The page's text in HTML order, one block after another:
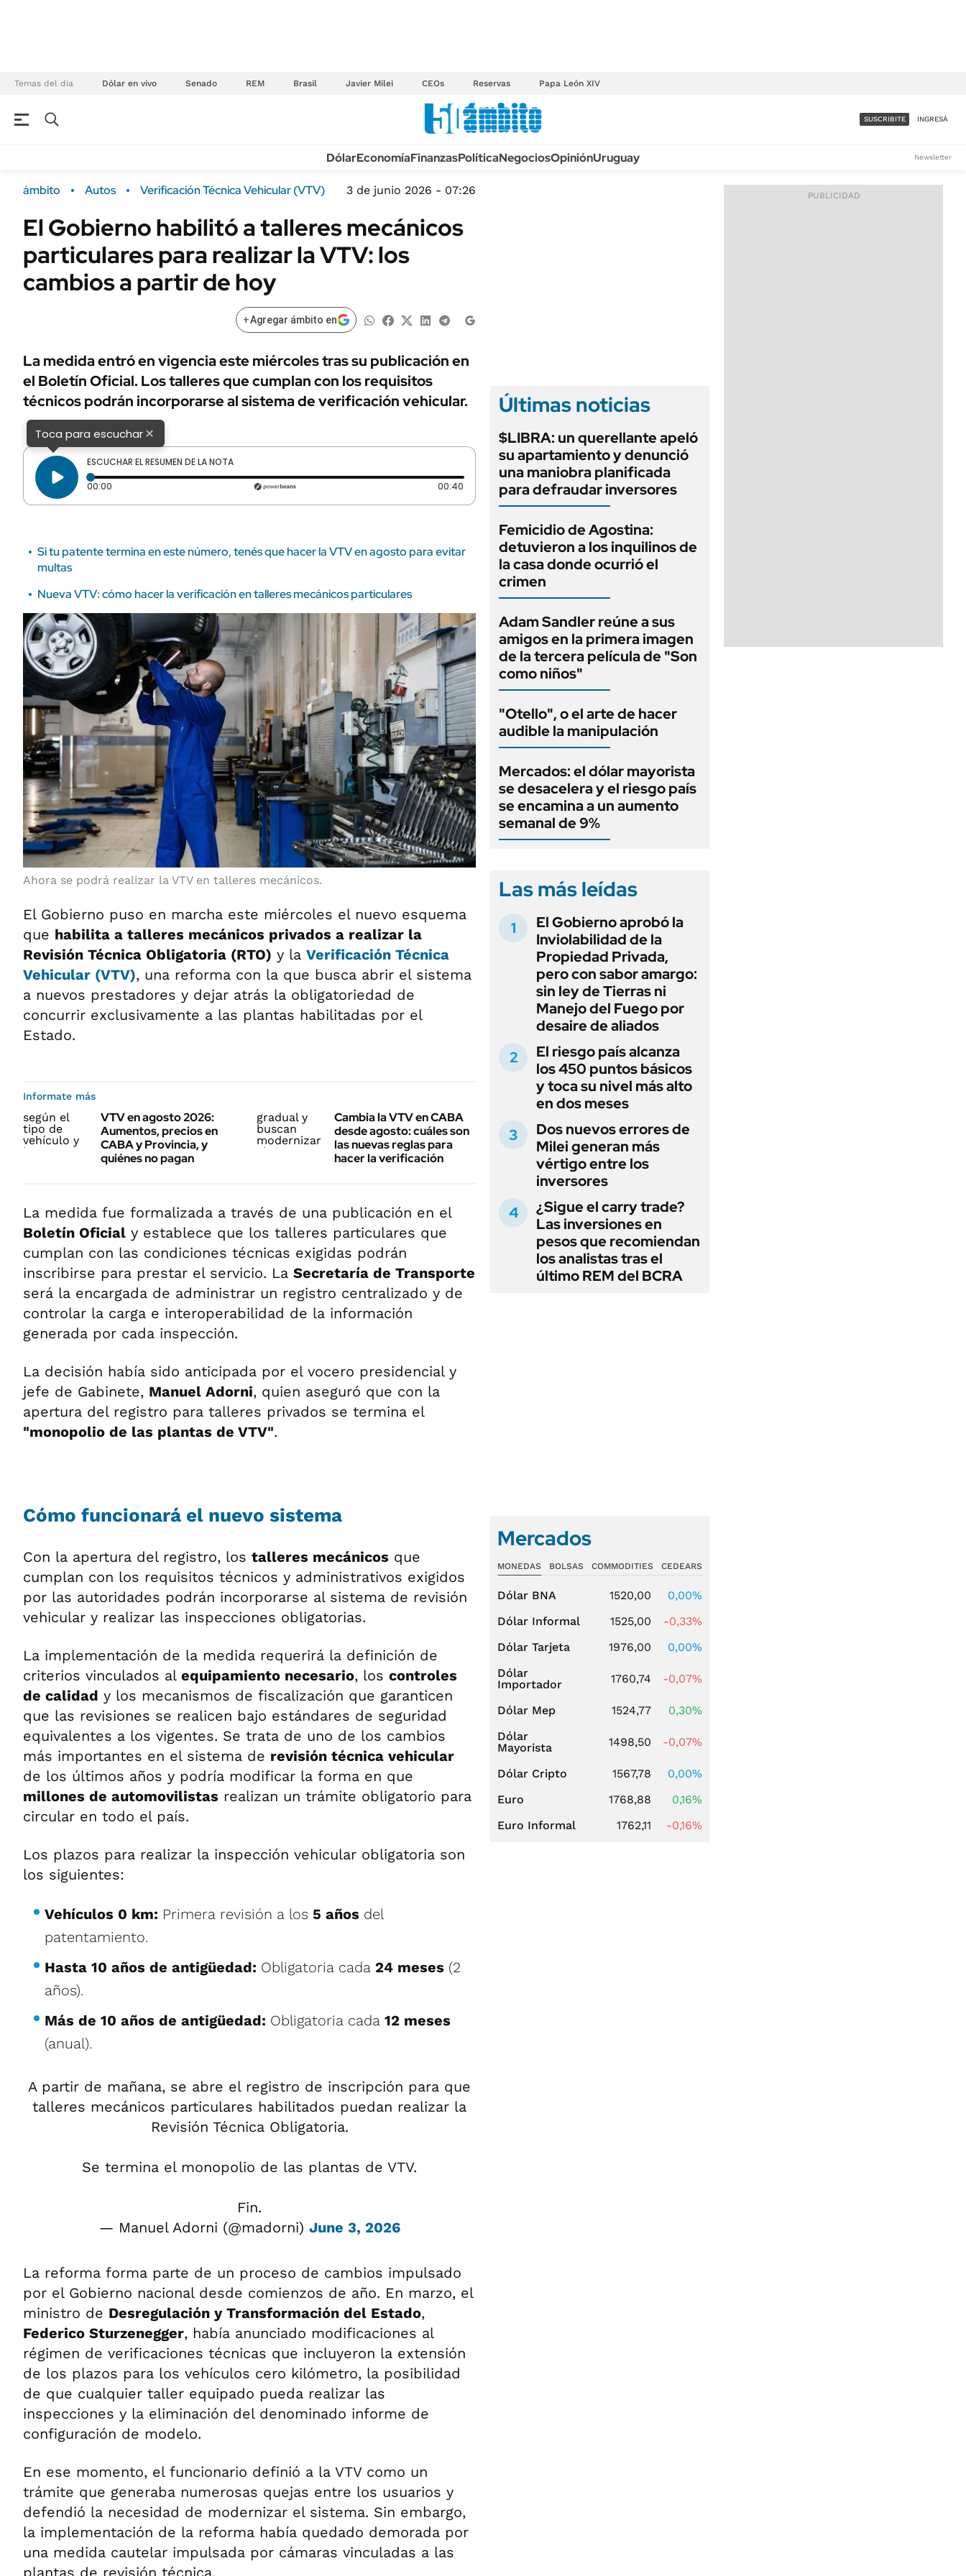
Temas del día Dólar en vivo Senado REM Brasil Javier Milei CEOs Reservas Papa León XIV
Campo
FINANZAS
Dólar
Sustentabilidad
POLÍTICA
URUGUAY
TECNOLOGÍA
MÉXICO
MUNDO
INFORMACIÓN GENERAL
AUTOS
ACCESO FULL - $1.800/MES
SUSCRIBITE INGRESÁ
DólarEconomíaFinanzasPolíticaNegociosOpiniónUruguay Newsletter
ámbito Autos Verificación Técnica Vehicular (VTV) 3 de junio 2026 - 07:26
El Gobierno habilitó a talleres mecánicos
particulares para realizar la VTV: los
cambios a partir de hoy
+Agregar ámbito en
La medida entró en vigencia este miércoles tras su publicación en
el Boletín Oficial. Los talleres que cumplan con los requisitos
técnicos podrán incorporarse al sistema de verificación vehicular.
Toca para escuchar×
ESCUCHAR EL RESUMEN DE LA NOTA
00:00 Tiempo transcurrido: 0 segundos 00:40 Duración: 40 segundos
Si tu patente termina en este número, tenés que hacer la VTV en agosto para evitar
multas
Nueva VTV: cómo hacer la verificación en talleres mecánicos particulares
Ahora se podrá realizar la VTV en talleres mecánicos.
El Gobierno puso en marcha este miércoles el nuevo esquema
que habilita a talleres mecánicos privados a realizar la
Revisión Técnica Obligatoria (RTO) y la Verificación Técnica
Vehicular (VTV), una reforma con la que busca abrir el sistema
a nuevos prestadores y dejar atrás la obligatoriedad de
concurrir exclusivamente a las plantas habilitadas por el
Estado.
Informate más
VTV en agosto 2026:
Aumentos, precios en
CABA y Provincia, y
quiénes no pagan
Cambia la VTV en CABA
desde agosto: cuáles son
las nuevas reglas para
hacer la verificación
La medida fue formalizada a través de una publicación en el
Boletín Oficial y establece que los talleres particulares que
cumplan con las condiciones técnicas exigidas podrán
inscribirse para prestar el servicio. La Secretaría de Transporte
será la encargada de administrar un registro centralizado y de
controlar la carga e interoperabilidad de la información
generada por cada inspección.
La decisión había sido anticipada por el vocero presidencial y
jefe de Gabinete, Manuel Adorni, quien aseguró que con la
apertura del registro para talleres privados se termina el
"monopolio de las plantas de VTV".
Cómo funcionará el nuevo sistema
Con la apertura del registro, los talleres mecánicos que
cumplan con los requisitos técnicos y administrativos exigidos
por las autoridades podrán incorporarse al sistema de revisión
vehicular y realizar las inspecciones obligatorias.
La implementación de la medida requerirá la definición de
criterios vinculados al equipamiento necesario, los controles
de calidad y los mecanismos de fiscalización que garanticen
que las revisiones se realicen bajo estándares de seguridad
equivalentes a los vigentes. Se trata de uno de los cambios
más importantes en el sistema de revisión técnica vehicular
de los últimos años y podría modificar la forma en que
millones de automovilistas realizan un trámite obligatorio para
circular en todo el país.
Los plazos para realizar la inspección vehicular obligatoria son
los siguientes:
Vehículos 0 km: Primera revisión a los 5 años del
patentamiento.
Hasta 10 años de antigüedad: Obligatoria cada 24 meses (2
años).
Más de 10 años de antigüedad: Obligatoria cada 12 meses
(anual).
A partir de mañana, se abre el registro de inscripción para que
talleres mecánicos particulares habilitados puedan realizar la
Revisión Técnica Obligatoria.
Se termina el monopolio de las plantas de VTV.
Fin.
— Manuel Adorni (@madorni) June 3, 2026
La reforma forma parte de un proceso de cambios impulsado
por el Gobierno nacional desde comienzos de año. En marzo, el
ministro de Desregulación y Transformación del Estado,
Federico Sturzenegger, había anunciado modificaciones al
régimen de verificaciones técnicas que incluyeron la extensión
de los plazos para los vehículos cero kilómetro, la posibilidad
de que cualquier taller equipado pueda realizar las
inspecciones y la eliminación del denominado informe de
configuración de modelo.
En ese momento, el funcionario definió a la VTV como un
trámite que generaba numerosas quejas entre los usuarios y
defendió la necesidad de modernizar el sistema. Sin embargo,
la implementación de la reforma había quedado demorada por
una medida cautelar impulsada por cámaras vinculadas a las
plantas de revisión técnica.
Últimas noticias
$LIBRA: un querellante apeló
su apartamiento y denunció
una maniobra planificada
para defraudar inversores
Femicidio de Agostina:
detuvieron a los inquilinos de
la casa donde ocurrió el
crimen
Adam Sandler reúne a sus
amigos en la primera imagen
de la tercera película de "Son
como niños"
"Otello", o el arte de hacer
audible la manipulación
Mercados: el dólar mayorista
se desacelera y el riesgo país
se encamina a un aumento
semanal de 9%
Las más leídas
El Gobierno aprobó la
Inviolabilidad de la
Propiedad Privada,
pero con sabor amargo:
sin ley de Tierras ni
Manejo del Fuego por
desaire de aliados
El riesgo país alcanza
los 450 puntos básicos
y toca su nivel más alto
en dos meses
Dos nuevos errores de
Milei generan más
vértigo entre los
inversores
¿Sigue el carry trade?
Las inversiones en
pesos que recomiendan
los analistas tras el
último REM del BCRA
Mercados
MONEDAS BOLSAS COMMODITIES CEDEARS
Dólar BNA 1520,00
0,00%
Dólar Informal
1525,00
-0,33%
Dólar Tarjeta
1976,00
0,00%
Dólar
Importador
1760,74 -0,07%
Dólar Mep 1524,77
0,30%
Dólar
Mayorista
1498,50 -0,07%
Dólar Cripto 1567,78
0,00%
Euro
1768,88
0,16%
Euro Informal
1762,11 -0,16%